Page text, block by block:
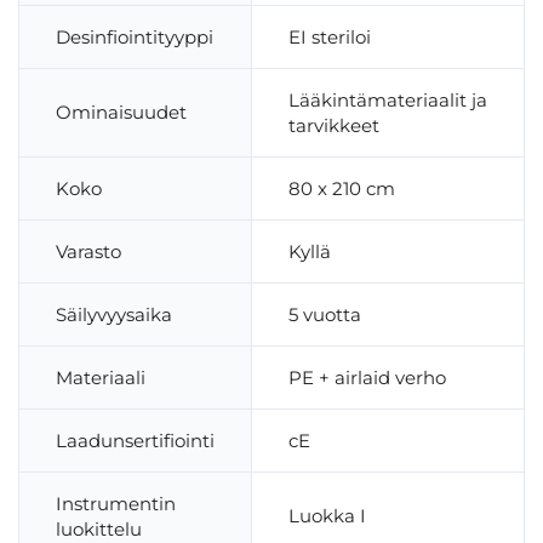
Desinfiointityyppi EI steriloi
Ominaisuudet
Lääkintämateriaalit ja
tarvikkeet
Koko 80 x 210 cm
Varasto Kyllä
Säilyvyysaika 5 vuotta
Materiaali PE + airlaid verho
Laadunsertifiointi cE
Instrumentin
luokittelu
Luokka I